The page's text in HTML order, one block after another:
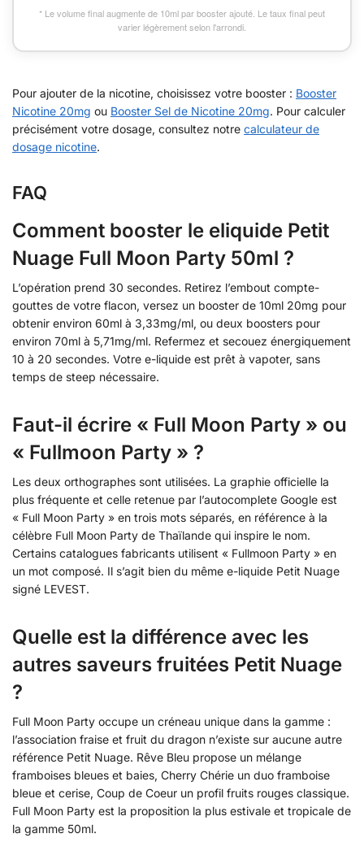
* Le volume final augmente de 10ml par booster ajouté. Le taux final peut
varier légèrement selon l'arrondi.
Pour ajouter de la nicotine, choisissez votre booster : Booster
Nicotine 20mg ou Booster Sel de Nicotine 20mg. Pour calculer
précisément votre dosage, consultez notre calculateur de
dosage nicotine.
FAQ
Comment booster le eliquide Petit
Nuage Full Moon Party 50ml ?
L’opération prend 30 secondes. Retirez l’embout compte-
gouttes de votre flacon, versez un booster de 10ml 20mg pour
obtenir environ 60ml à 3,33mg/ml, ou deux boosters pour
environ 70ml à 5,71mg/ml. Refermez et secouez énergiquement
10 à 20 secondes. Votre e-liquide est prêt à vapoter, sans
temps de steep nécessaire.
Faut-il écrire « Full Moon Party » ou
« Fullmoon Party » ?
Les deux orthographes sont utilisées. La graphie officielle la
plus fréquente et celle retenue par l’autocomplete Google est
« Full Moon Party » en trois mots séparés, en référence à la
célèbre Full Moon Party de Thaïlande qui inspire le nom.
Certains catalogues fabricants utilisent « Fullmoon Party » en
un mot composé. Il s’agit bien du même e-liquide Petit Nuage
signé LEVEST.
Quelle est la différence avec les
autres saveurs fruitées Petit Nuage
?
Full Moon Party occupe un créneau unique dans la gamme :
l’association fraise et fruit du dragon n’existe sur aucune autre
référence Petit Nuage. Rêve Bleu propose un mélange
framboises bleues et baies, Cherry Chérie un duo framboise
bleue et cerise, Coup de Coeur un profil fruits rouges classique.
Full Moon Party est la proposition la plus estivale et tropicale de
la gamme 50ml.